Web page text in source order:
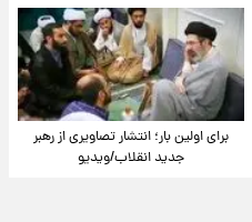
برای اولین بار؛ انتشار تصاویری از رهبر
جدید انقلاب/ویدیو